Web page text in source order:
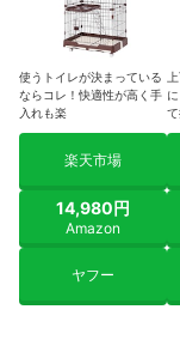
使うトイレが決まっている
ならコレ！快適性が高く手
入れも楽
楽天市場
14,980円
Amazon
ヤフー